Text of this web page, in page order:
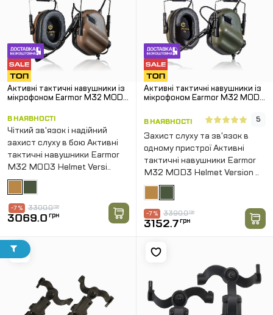
Активні тактичні навушники із
мікрофоном Earmor M32 MOD3
В НАЯВНОСТІ
Чіткий зв'язок і надійний
захист слуху в бою Активні
тактичні навушники Earmor
M32 MOD3 Helmet Versi..
3300.0грн
-7 %
3069.0 грн
Активні тактичні навушники із
мікрофоном Earmor M32 MOD3
В НАЯВНОСТІ 5
Захист слуху та зв'язок в
одному пристрої Активні
тактичні навушники Earmor
M32 MOD3 Helmet Version ..
3390.0грн
-7 %
3152.7грн